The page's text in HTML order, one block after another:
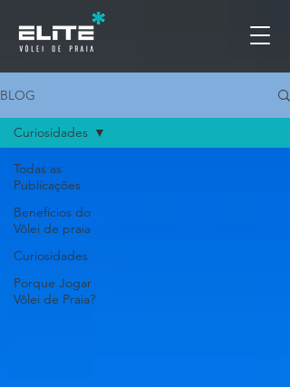
BLOG
Todas as
Publicações
Benefícios do
Vôlei de praia
Curiosidades
Porque Jogar
Vôlei de Praia?
Curiosidades